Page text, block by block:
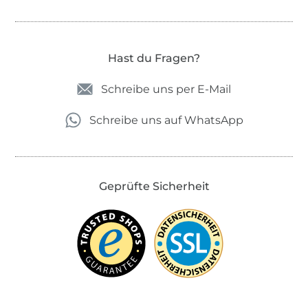
Hast du Fragen?
Schreibe uns per E-Mail
Schreibe uns auf WhatsApp
Geprüfte Sicherheit